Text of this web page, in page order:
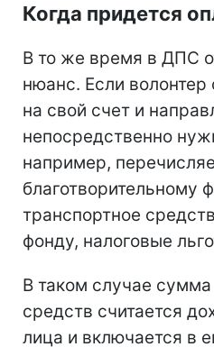
Когда придется
В то же время в ДПС
нюанс. Если волонтер
на свой счет и
непосредственно
например,
благотворительному
транспортное
фонду, налоговые
В таком случае
средств считается
лица и включается в